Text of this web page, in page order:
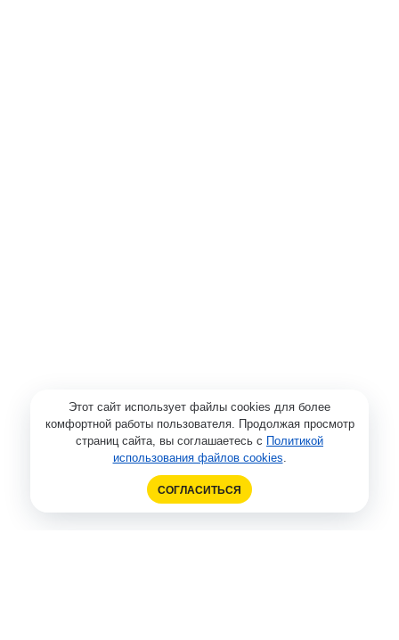
Этот сайт использует файлы cookies для более
комфортной работы пользователя. Продолжая просмотр
страниц сайта, вы соглашаетесь с Политикой
использования файлов cookies.
СОГЛАСИТЬСЯ